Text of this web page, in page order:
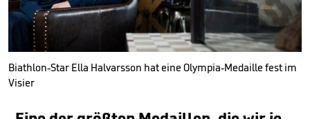
Biathlon-Star Ella Halvarsson hat eine Olympia-Medaille fest im
Visier